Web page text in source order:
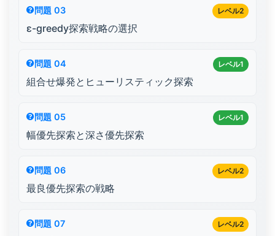
レベル2
問題 03
ε-greedy探索戦略の選択
レベル1
問題 04
組合せ爆発とヒューリスティック探索
レベル1
問題 05
幅優先探索と深さ優先探索
レベル2
問題 06
最良優先探索の戦略
レベル2
問題 07